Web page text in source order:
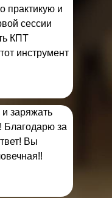
заряжать
Благодарю за
Вы
практикую и
сессии
КПТ
инструмент